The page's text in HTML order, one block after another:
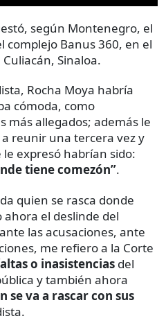
según Montenegro, el
complejo Banus 360, en el
Culiacán, Sinaloa.
Rocha Moya habría
cómoda, como
más allegados; además le
reunir una tercera vez y
expresó habrían sido:
tiene comezón”.
quien se rasca donde
ahora el deslinde del
las acusaciones, ante
me refiero a la Corte
o inasistencias del
y también ahora
se va a rascar con sus